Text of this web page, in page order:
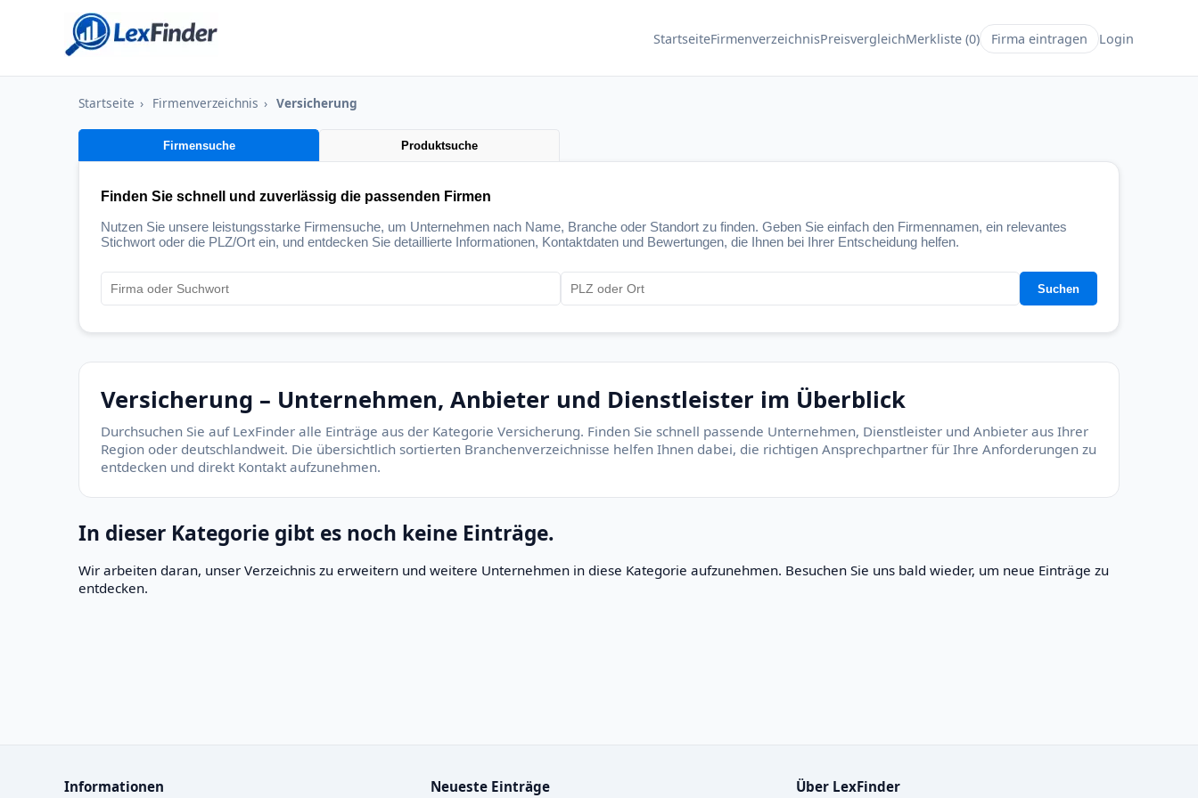
StartseiteFirmenverzeichnisPreisvergleichMerkliste (0) Firma eintragen Login
Startseite › Firmenverzeichnis › Versicherung
Firmensuche Produktsuche
Finden Sie schnell und zuverlässig die passenden Firmen
Nutzen Sie unsere leistungsstarke Firmensuche, um Unternehmen nach Name, Branche oder Standort zu finden. Geben Sie einfach den Firmennamen, ein relevantes
Stichwort oder die PLZ/Ort ein, und entdecken Sie detaillierte Informationen, Kontaktdaten und Bewertungen, die Ihnen bei Ihrer Entscheidung helfen.
Suchen
Versicherung – Unternehmen, Anbieter und Dienstleister im Überblick
Durchsuchen Sie auf LexFinder alle Einträge aus der Kategorie Versicherung. Finden Sie schnell passende Unternehmen, Dienstleister und Anbieter aus Ihrer
Region oder deutschlandweit. Die übersichtlich sortierten Branchenverzeichnisse helfen Ihnen dabei, die richtigen Ansprechpartner für Ihre Anforderungen zu
entdecken und direkt Kontakt aufzunehmen.
In dieser Kategorie gibt es noch keine Einträge.
Wir arbeiten daran, unser Verzeichnis zu erweitern und weitere Unternehmen in diese Kategorie aufzunehmen. Besuchen Sie uns bald wieder, um neue Einträge zu
entdecken.
Informationen Neueste Einträge Über LexFinder